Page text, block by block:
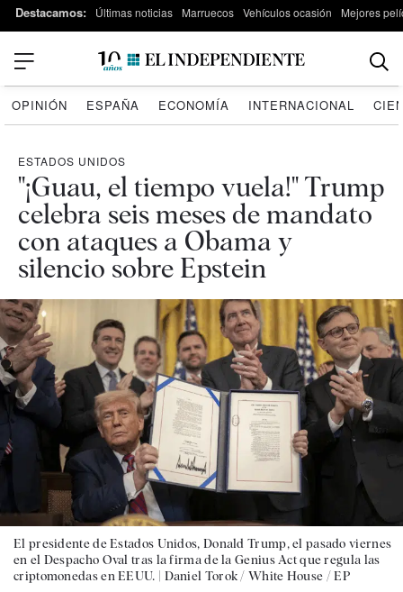
Destacamos: Últimas noticias Marruecos Vehículos ocasión Mejores
OPINIÓN ESPAÑA ECONOMÍA INTERNACIONAL
ESTADOS UNIDOS
"¡Guau, el tiempo vuela!" Trump
celebra seis meses de mandato
con ataques a Obama y
silencio sobre Epstein
El presidente de Estados Unidos, Donald Trump, el pasado viernes
en el Despacho Oval tras la firma de la Genius Act que regula las
criptomonedas en EEUU. | Daniel Torok / White House / EP